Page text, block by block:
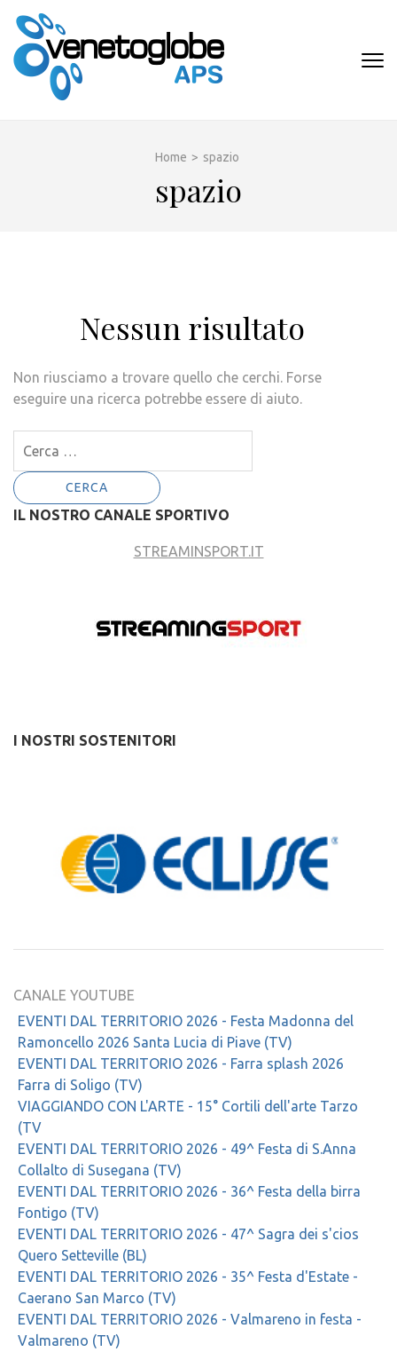
contenuto
(premi
Home > spazio
spazio
Nessun risultato
Non riusciamo a trovare quello che cerchi. Forse
eseguire una ricerca potrebbe essere di aiuto.
per:
IL NOSTRO CANALE SPORTIVO
STREAMINSPORT.IT
I NOSTRI SOSTENITORI
CANALE YOUTUBE
EVENTI DAL TERRITORIO 2026 - Festa Madonna del
Ramoncello 2026 Santa Lucia di Piave (TV)
EVENTI DAL TERRITORIO 2026 - Farra splash 2026
Farra di Soligo (TV)
VIAGGIANDO CON L'ARTE - 15° Cortili dell'arte Tarzo
(TV
EVENTI DAL TERRITORIO 2026 - 49^ Festa di S.Anna
Collalto di Susegana (TV)
EVENTI DAL TERRITORIO 2026 - 36^ Festa della birra
Fontigo (TV)
EVENTI DAL TERRITORIO 2026 - 47^ Sagra dei s'cios
Quero Setteville (BL)
EVENTI DAL TERRITORIO 2026 - 35^ Festa d'Estate -
Caerano San Marco (TV)
EVENTI DAL TERRITORIO 2026 - Valmareno in festa -
Valmareno (TV)